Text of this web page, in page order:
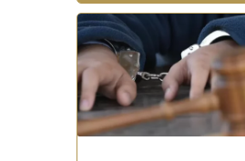
socioafetiva e suas
implicações
mais →